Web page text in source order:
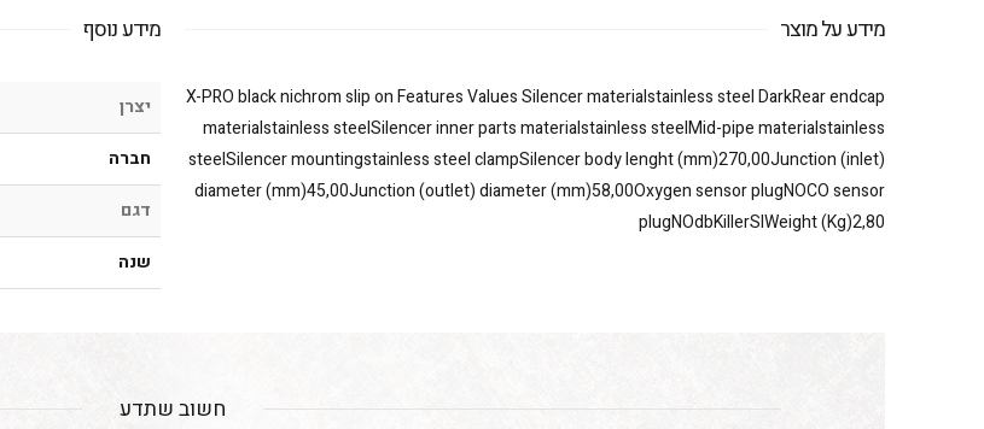
מידע על מוצר
X-PRO black nichrom slip on Features Values Silencer materialstainless steel DarkRear endcap
materialstainless steelSilencer inner parts materialstainless steelMid-pipe materialstainless
steelSilencer mountingstainless steel clampSilencer body lenght (mm)270,00Junction (inlet)
diameter (mm)45,00Junction (outlet) diameter (mm)58,00Oxygen sensor plugNOCO sensor
plugNOdbKillerSIWeight (Kg)2,80
מידע נוסף
יצרן
חברה
דגם
שנה
חשוב שתדע